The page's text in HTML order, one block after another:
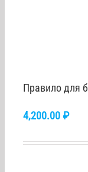
Правило для
4,200.00 ₽